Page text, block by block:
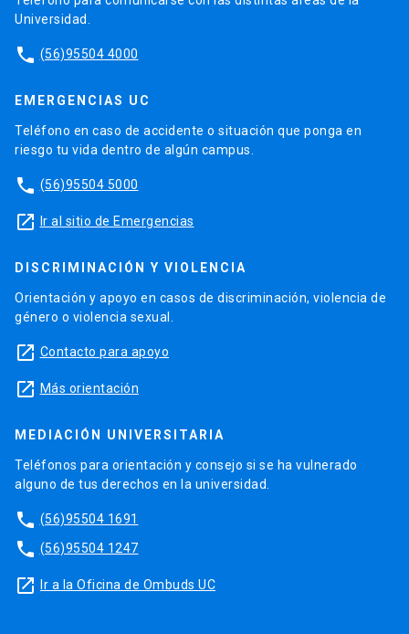
Universidad.
phone (56)95504 4000
EMERGENCIAS UC
Teléfono en caso de accidente o situación que ponga en
riesgo tu vida dentro de algún campus.
phone (56)95504 5000
launch Ir al sitio de Emergencias
DISCRIMINACIÓN Y VIOLENCIA
Orientación y apoyo en casos de discriminación, violencia de
género o violencia sexual.
launch Contacto para apoyo
launch Más orientación
MEDIACIÓN UNIVERSITARIA
Teléfonos para orientación y consejo si se ha vulnerado
alguno de tus derechos en la universidad.
phone (56)95504 1691
phone (56)95504 1247
launch Ir a la Oficina de Ombuds UC